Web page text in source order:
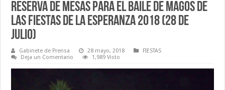
Reserva de mesas para el Baile de Magos de
las Fiestas de La Esperanza 2018 (28 de
julio)
Gabinete de Prensa 28 mayo, 2018
FIESTAS
Deja un Comentario
1,989 Visto